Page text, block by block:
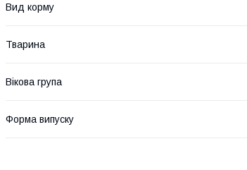
Вид корму
Тварина
Вікова група
Форма випуску